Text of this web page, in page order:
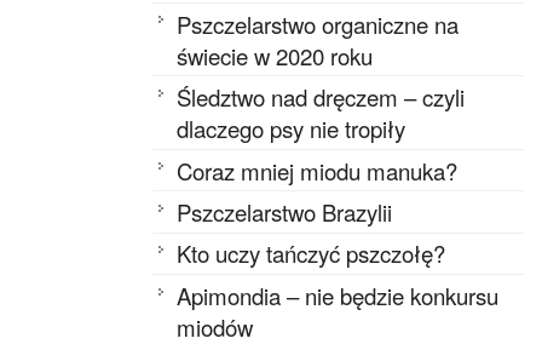
Pszczelarstwo organiczne na
świecie w 2020 roku
Śledztwo nad dręczem – czyli
dlaczego psy nie tropiły
Coraz mniej miodu manuka?
Pszczelarstwo Brazylii
Kto uczy tańczyć pszczołę?
Apimondia – nie będzie konkursu
miodów